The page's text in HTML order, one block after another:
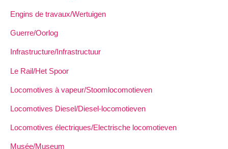
Engins de travaux/Wertuigen
Guerre/Oorlog
Infrastructure/Infrastructuur
Le Rail/Het Spoor
Locomotives à vapeur/Stoomlocomotieven
Locomotives Diesel/Diesel-locomotieven
Locomotives électriques/Electrische locomotieven
Musée/Museum